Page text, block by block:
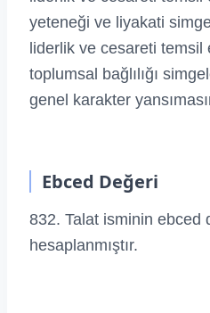
yeteneği ve liyakati
liderlik ve cesareti
toplumsal bağlılığı
genel karakter
Ebced Değeri
832. Talat isminin ebced
hesaplanmıştır.